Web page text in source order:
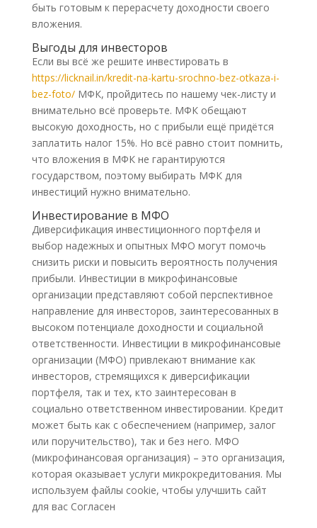
быть готовым к перерасчету доходности своего
вложения.
Выгоды для инвесторов
Если вы всё же решите инвестировать в
https://licknail.in/kredit-na-kartu-srochno-bez-otkaza-i-
bez-foto/МФК, пройдитесь по нашему чек-листу и
внимательно всё проверьте. МФК обещают
высокую доходность, но с прибыли ещё придётся
заплатить налог 15%. Но всё равно стоит помнить,
что вложения в МФК не гарантируются
государством, поэтому выбирать МФК для
инвестиций нужно внимательно.
Инвестирование в МФО
Диверсификация инвестиционного портфеля и
выбор надежных и опытных МФО могут помочь
снизить риски и повысить вероятность получения
прибыли. Инвестиции в микрофинансовые
организации представляют собой перспективное
направление для инвесторов, заинтересованных в
высоком потенциале доходности и социальной
ответственности. Инвестиции в микрофинансовые
организации (МФО) привлекают внимание как
инвесторов, стремящихся к диверсификации
портфеля, так и тех, кто заинтересован в
социально ответственном инвестировании. Кредит
может быть как с обеспечением (например, залог
или поручительство), так и без него. МФО
(микрофинансовая организация) – это организация,
которая оказывает услуги микрокредитования. Мы
используем файлы cookie, чтобы улучшить сайт
для вас Согласен